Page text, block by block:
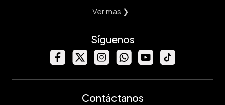
Ver mas ❯
Síguenos
Contáctanos